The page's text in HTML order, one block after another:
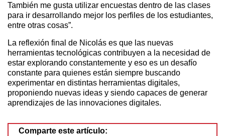
También me gusta utilizar encuestas dentro de las clases
para ir desarrollando mejor los perfiles de los estudiantes,
entre otras cosas”.
La reflexión final de Nicolás es que las nuevas
herramientas tecnológicas contribuyen a la necesidad de
estar explorando constantemente y eso es un desafío
constante para quienes están siempre buscando
experimentar en distintas herramientas digitales,
proponiendo nuevas ideas y siendo capaces de generar
aprendizajes de las innovaciones digitales.
Comparte este artículo: